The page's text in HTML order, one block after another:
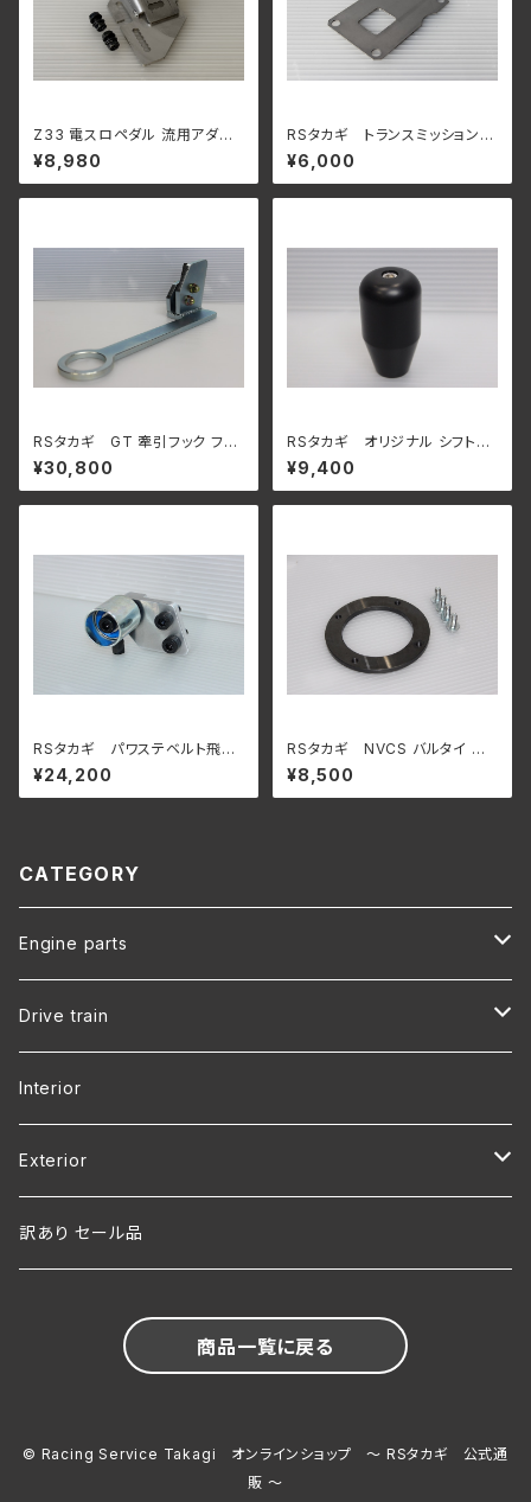
Z33 電スロペダル 流用アダプ
ター アクセルペダル DBW 電
子スロットル Drive by wire R
33 R34 RB20 RB25 RB26 ス
¥8,980
RSタカギ トランスミッション
バッフル プレート トランスファ
ー オイル付着防止
¥6,000
RSタカギ GT 牽引フック フロ
ント BNR32 スカイラインGT-
R 用
¥30,800
RSタカギ オリジナル シフトノ
ブ
¥9,400
RSタカギ パワステベルト飛び
防止テンショナー RB26 用
¥24,200
RSタカギ NVCS バルタイ 調
整スペーサー RB25用
¥8,500
CATEGORY
Engine parts
RB25
RB26
Drive train
R32 SKYLINE
R33 SKYLINE
R34 SKYLINE
Interior
Exterior
R32 SKYLINE
訳あり セール品
商品一覧に戻る
© Racing Service Takagi オンラインショップ ～ RSタカギ 公式通
販 ～